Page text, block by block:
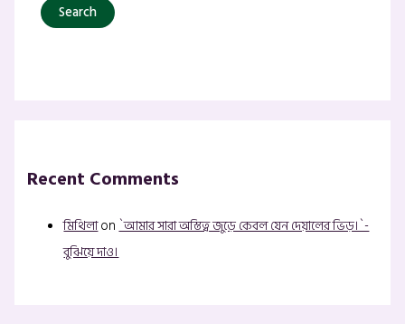
Recent Comments
মিথিলাon`আমার সারা অস্তিত্ব জুড়ে কেবল যেন দেয়ালের ভিড়।`-
বুঝিয়ে দাও।